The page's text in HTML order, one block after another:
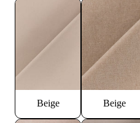
Beige Beige